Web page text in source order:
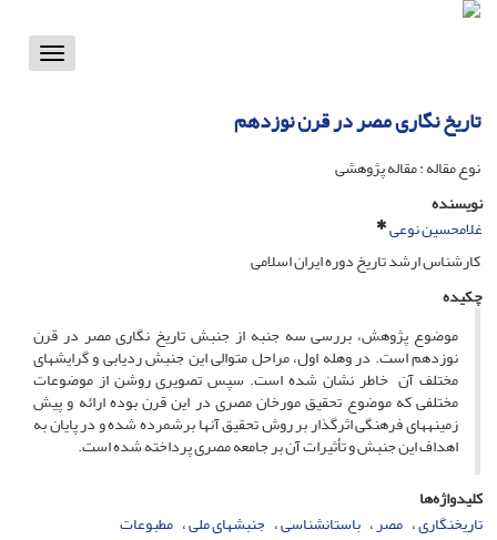
Toggle
تاریخ نگاری مصر در قرن نوزدهم
نوع مقاله : مقاله پژوهشی
نویسنده
غلامحسین نوعی
کارشناس ارشد تاریخ دوره ایران اسلامی
چکیده
موضوع پژوهش، بررسی سه جنبه از جنبش تاریخ نگاری مصر در قرن
نوزدهم است. در وهله اول، مراحل متوالی این جنبش ردیابی و گرایش­های
مختلف آن خاطر نشان شده است. سپس تصویری روشن از موضوعات
مختلفی که موضوع تحقیق مورخان مصری در این قرن بوده ارائه و پیش
زمینه­های فرهنگی اثرگذار بر روش تحقیق آنها برشمرده شده و در پایان به
اهداف این جنبش و تأثیرات آن بر جامعه مصری پرداخته شده است.
کلیدواژه‌ها
تاریخ­نگاری مصر باستان­شناسی جنبش­های ملی مطبوعات